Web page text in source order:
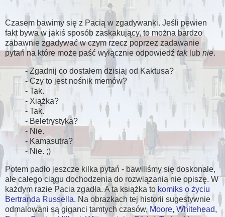
Czasem bawimy się z Pacią w zgadywanki. Jeśli pewien
fakt bywa w jakiś sposób zaskakujący, to można bardzo
zabawnie zgadywać w czym rzecz poprzez zadawanie
pytań na które może paść wyłącznie odpowiedźtaklub nie.
- Zgadnij co dostałem dzisiaj od Kaktusa?
- Czy to jest nośnik memów?
- Tak.
- Xiążka?
- Tak.
- Beletrystyka?
- Nie.
- Kamasutra?
- Nie. ;)
Potem padło jeszcze kilka pytań - bawiliśmy się doskonale,
ale całego ciągu dochodzenia do rozwiązania nie opiszę. W
każdym razie Pacia zgadła. A ta książka to komiks o życiu
Bertranda Russella. Na obrazkach tej historii sugestywnie
odmalowani są giganci tamtych czasów, Moore, Whitehead,